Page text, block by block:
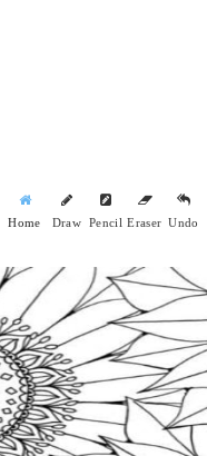
Home Draw Pencil Eraser Undo